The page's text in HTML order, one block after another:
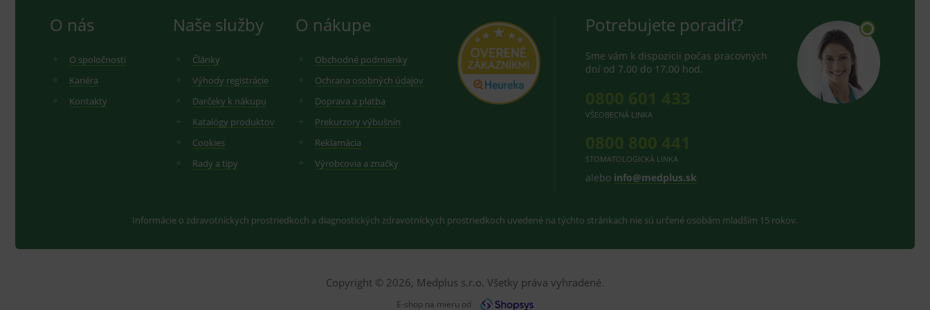
O nás
O spoločnosti
Kariéra
Kontakty
Naše služby
Články
Výhody registrácie
Darčeky k nákupu
Katalógy produktov
Cookies
Rady a tipy
O nákupe
Obchodné podmienky
Ochrana osobných údajov
Doprava a platba
Prekurzory výbušnín
Reklamácia
Výrobcovia a značky
Potrebujete poradiť?
Sme vám k dispozícii počas pracovných
dní od 7.00 do 17.00 hod.
VŠEOBECNÁ LINKA
STOMATOLOGICKÁ LINKA
alebo info@medplus.sk
Informácie o zdravotníckych prostriedkoch a diagnostických zdravotníckych prostriedkoch uvedené na týchto stránkach nie sú určené osobám mladším 15 rokov.
Copyright © 2026, Medplus s.r.o. Všetky práva vyhradené.
E-shop na mieru od